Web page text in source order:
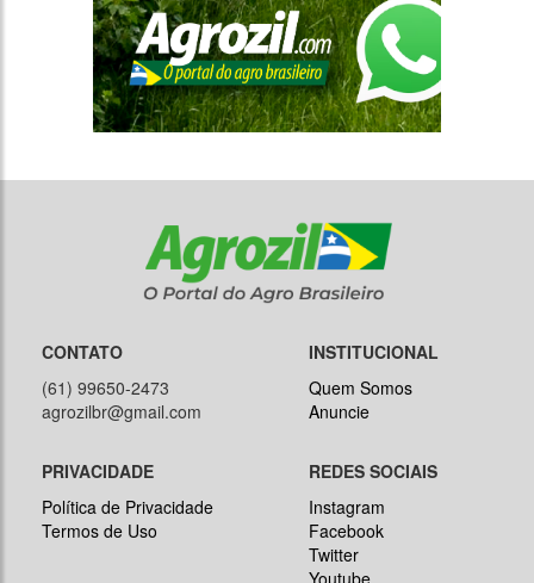
(61) 99650-2473
agrozilbr@gmail.com
Quem Somos
Anuncie
Política de Privacidade
Termos de Uso
Instagram
Facebook
Twitter
Youtube